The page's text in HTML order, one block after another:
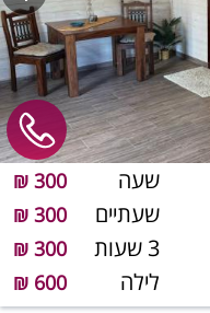
שעה 300 ₪
שעתיים 300 ₪
3 שעות 300 ₪
לילה 600 ₪